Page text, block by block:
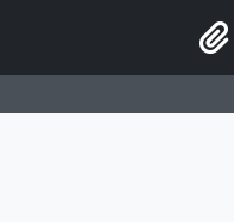
de navegação